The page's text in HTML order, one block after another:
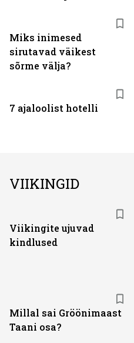
Miks inimesed
sirutavad väikest
sõrme välja?
7 ajaloolist hotelli
VIIKINGID
Viikingite ujuvad
kindlused
Millal sai Gröönimaast
Taani osa?